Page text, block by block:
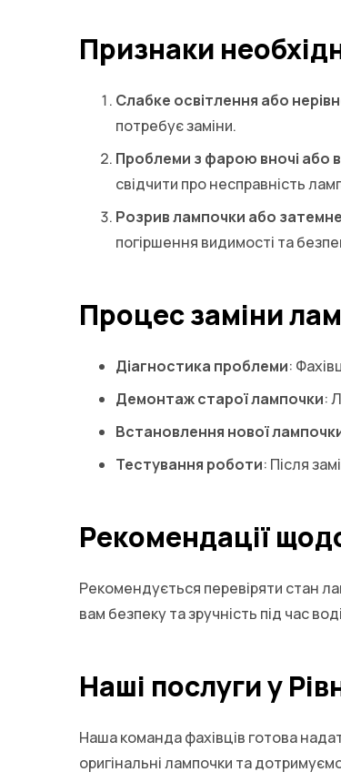
Признаки
Слабке освітлення або
потребує заміни.
Проблеми з фарою вночі або
свідчити про несправність
Розрив лампочки або
погіршення видимості та
Процес заміни
Діагностика проблеми:
Демонтаж старої лампочки:
Встановлення нової
Тестування роботи: Після
Рекомендації
Рекомендується перевіряти стан
вам безпеку та зручність під час
Наші послуги у
Наша команда фахівців готова
оригінальні лампочки та